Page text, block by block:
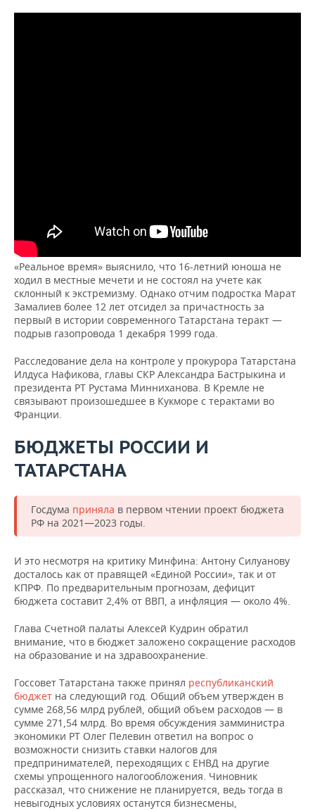
«Реальное время» выяснило, что 16-летний юноша не
ходил в местные мечети и не состоял на учете как
склонный к экстремизму. Однако отчим подростка Марат
Замалиев более 12 лет отсидел за причастность за
первый в истории современного Татарстана теракт —
подрыв газопровода 1 декабря 1999 года.
Расследование дела на контроле у прокурора Татарстана
Илдуса Нафикова, главы СКР Александра Бастрыкина и
президента РТ Рустама Минниханова. В Кремле не
связывают произошедшее в Кукморе с терактами во
Франции.
БЮДЖЕТЫ РОССИИ И
ТАТАРСТАНА
Госдума приняла в первом чтении проект бюджета
РФ на 2021—2023 годы.
И это несмотря на критику Минфина: Антону Силуанову
досталось как от правящей «Единой России», так и от
КПРФ. По предварительным прогнозам, дефицит
бюджета составит 2,4% от ВВП, а инфляция — около 4%.
Глава Счетной палаты Алексей Кудрин обратил
внимание, что в бюджет заложено сокращение расходов
на образование и на здравоохранение.
Госсовет Татарстана также принял республиканский
бюджет на следующий год. Общий объем утвержден в
сумме 268,56 млрд рублей, общий объем расходов — в
сумме 271,54 млрд. Во время обсуждения замминистра
экономики РТ Олег Пелевин ответил на вопрос о
возможности снизить ставки налогов для
предпринимателей, переходящих с ЕНВД на другие
схемы упрощенного налогообложения. Чиновник
рассказал, что снижение не планируется, ведь тогда в
невыгодных условиях останутся бизнесмены,